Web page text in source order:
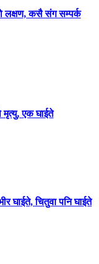
लक्षण, कसै संग सम्पर्क
मृत्यु, एक घाईते
घाईते, चितुवा पनि घाईते